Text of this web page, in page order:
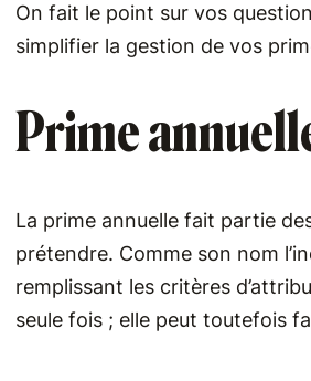
On fait le point sur vos
simplifier la gestion de vos
Prime
La prime annuelle fait partie
prétendre. Comme son nom
remplissant les critères
seule fois ; elle peut toutefois